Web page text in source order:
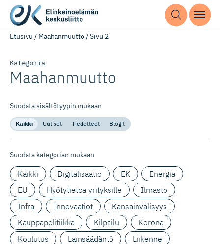
Etusivu / Maahanmuutto/Sivu 2
Kategoria
Maahanmuutto
Suodata sisältötyypin mukaan
Kaikki Uutiset Tiedotteet Blogit
Suodata kategorian mukaan
Kaikki Digitalisaatio EK
Energia
EU
Hyötytietoa yrityksille
Ilmasto
Infra
Innovaatiot
Kansainvälisyys
Kauppapolitiikka
Kilpailu
Korona
Koulutus
Lainsäädäntö
Liikenne